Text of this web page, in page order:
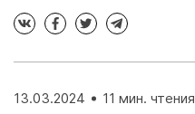
13.03.2024 11 мин. чтения